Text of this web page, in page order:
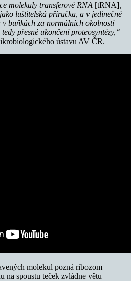
molekuly transferové RNA [tRNA],
luštitelská příručka, a v jedinečné
buňkách za normálních okolností
přesné ukončení proteosyntézy,“
ústavu AV ČR.
molekul pozná ribozom
na spoustu teček zvládne větu